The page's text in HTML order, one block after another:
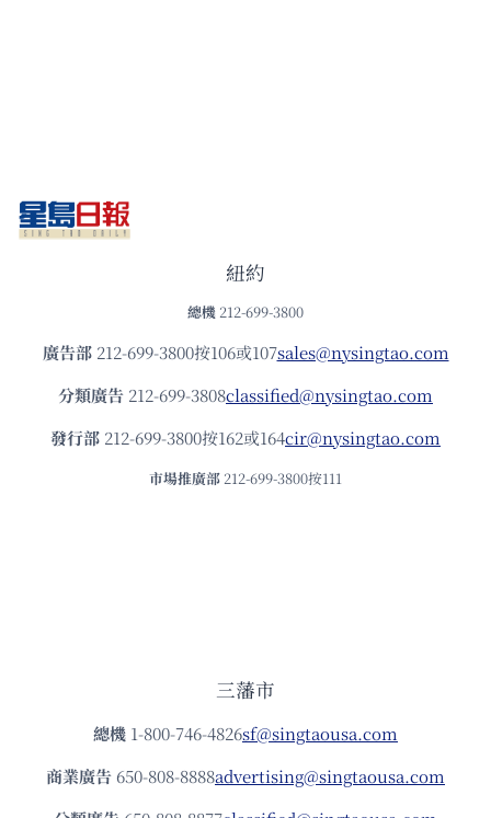
紐約
總機 212-699-3800
廣告部212-699-3800按106或107sales@nysingtao.com
分類廣告 212-699-3808classified@nysingtao.com
發⾏部 212-699-3800按162或164cir@nysingtao.com
市場推廣部 212-699-3800按111
三藩市
總機 1-800-746-4826sf@singtaousa.com
商業廣告 650-808-8888advertising@singtaousa.com